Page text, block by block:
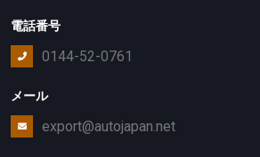
電話番号
0144-52-0761
メール
export@autojapan.net